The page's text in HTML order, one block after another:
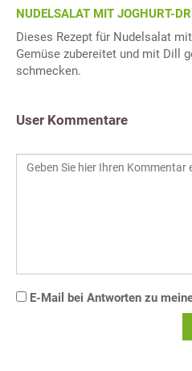
NUDELSALAT MIT JOGHURT-
Dieses Rezept für Nudelsalat
Gemüse zubereitet und mit Dill
schmecken.
User Kommentare
E-Mail bei Antworten zu